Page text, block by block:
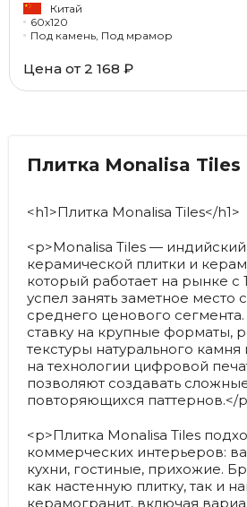
Китай
60x120
Под камень, Под мрамор
Цена от 2 168 ₽
Плитка Monalisa Tiles
<h1>Плитка Monalisa Tiles</h1>
<p>Monalisa Tiles —
керамической плитки и
который работает на рынке с
успел занять заметное
среднего ценового
ставку на крупные форматы,
текстуры натурального
на технологии цифровой
позволяют создавать
повторяющихся паттернов.</
<p>Плитка Monalisa Tiles
коммерческих интерьеров:
кухни, гостиные, прихожие.
как настенную плитку, так и
керамогранит, включая